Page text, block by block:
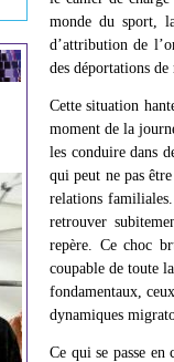
monde du sport,
d’attribution de
des déportations
Cette situation
moment de la
les conduire dans
qui peut ne pas
relations
retrouver
repère. Ce choc
coupable de toute
fondamentaux,
dynamiques
Ce qui se passe